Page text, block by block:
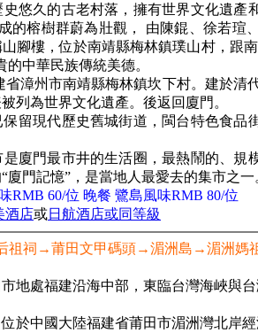
史悠久的古老村落，擁有世界文化遺
的榕樹群蔚為壯觀， 由陳錕、徐若瑄
腳樓，位於南靖縣梅林鎮璞山村，跟
中華民族傳統美德。
省漳州市南靖縣梅林鎮坎下村。建於清
列為世界文化遺產。後返回廈門。
保留現代歷史舊城街道，閩台特色食
是廈門最市井的生活圈，最熱鬧的、
門記憶”，是當地人最愛去的集市之一
RMB 60/位 晚餐 鷺島風味RMB 80/位
酒店或日航酒店或同等級
祖祠→莆田文甲碼頭→湄洲島→湄洲媽
地處福建沿海中部，東臨台灣海峽與
於中國大陸福建省莆田市湄洲灣北岸